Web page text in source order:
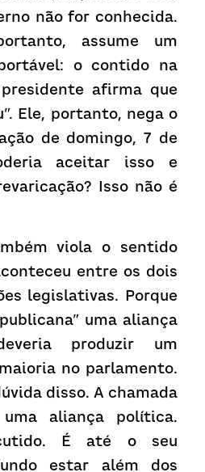
não for conhecida.
assume um
o contido na
afirma que
Ele, portanto, nega o
de domingo, 7 de
aceitar isso e
Isso não é
viola o sentido
entre os dois
legislativas. Porque
uma aliança
produzir um
no parlamento.
disso. A chamada
aliança política.
É até o seu
estar além dos